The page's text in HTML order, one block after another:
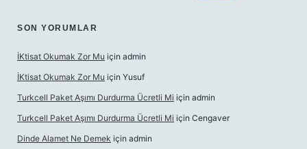
SON YORUMLAR
İKtisat Okumak Zor Mu için admin
İKtisat Okumak Zor Mu için Yusuf
Turkcell Paket Aşımı Durdurma Ücretli Mi için admin
Turkcell Paket Aşımı Durdurma Ücretli Mi için Cengaver
Dinde Alamet Ne Demek için admin